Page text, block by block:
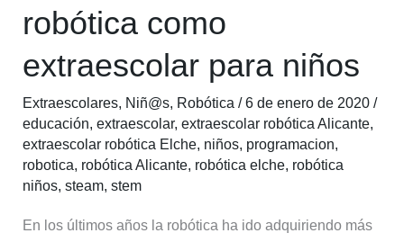
robótica como
extraescolar para niños
Extraescolares, Niñ@s, Robótica /6 de enero de 2020/
educación,extraescolar,extraescolar robótica Alicante,
extraescolar robótica Elche, niños, programacion,
robotica, robótica Alicante, robótica elche, robótica
niños,steam,stem
En los últimos años la robótica ha ido adquiriendo más
las
elegir
robótica
como
extraescolar
para